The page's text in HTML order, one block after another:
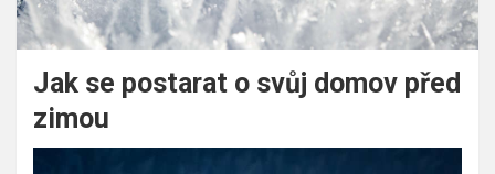
Jak se postarat o svůj domov před
zimou